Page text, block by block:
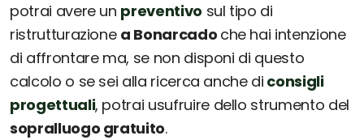
potrai avere un preventivo sul tipo di
ristrutturazione a Bonarcado che hai intenzione
di affrontare ma, se non disponi di questo
calcolo o se sei alla ricerca anche di consigli
progettuali, potrai usufruire dello strumento del
sopralluogo gratuito.